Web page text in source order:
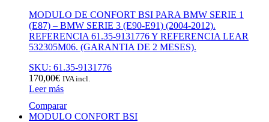
MODULO DE CONFORT BSI PARA BMW SERIE 1
(E87) – BMW SERIE 3 (E90-E91) (2004-2012).
REFERENCIA 61.35-9131776 Y REFERENCIA LEAR
532305M06. (GARANTIA DE 2 MESES).
SKU: 61.35-9131776
170,00€ IVA incl.
Leer más
Comparar
MODULO CONFORT BSI